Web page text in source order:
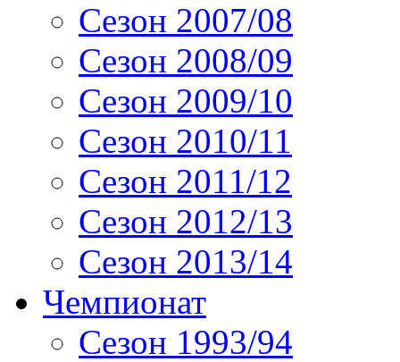
Сезон 2007/08
Сезон 2008/09
Сезон 2009/10
Сезон 2010/11
Сезон 2011/12
Сезон 2012/13
Сезон 2013/14
Чемпионат
Сезон 1993/94